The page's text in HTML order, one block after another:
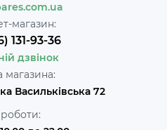
магазин:
131-93-36
дзвінок
магазина:
Васильківська 72